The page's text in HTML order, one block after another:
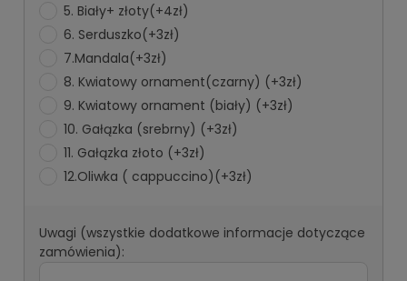
5. Biały+ złoty(+4zł)
6. Serduszko(+3zł)
7.Mandala(+3zł)
8. Kwiatowy ornament(czarny) (+3zł)
9. Kwiatowy ornament (biały) (+3zł)
10. Gałązka (srebrny) (+3zł)
11. Gałązka złoto (+3zł)
12.Oliwka ( cappuccino)(+3zł)
Uwagi (wszystkie dodatkowe informacje dotyczące
zamówienia):